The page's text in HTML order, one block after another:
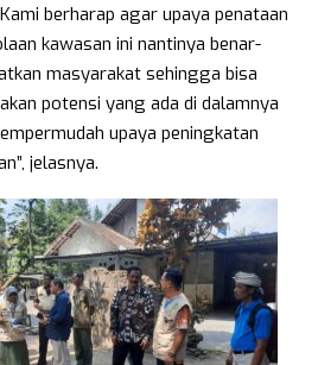
berharap agar upaya penataan
kawasan ini nantinya benar-
masyarakat sehingga bisa
potensi yang ada di dalamnya
upaya peningkatan
jelasnya.